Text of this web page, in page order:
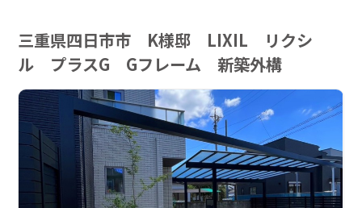
三重県四日市市 K様邸 LIXIL リクシ
ル プラスG Gフレーム 新築外構